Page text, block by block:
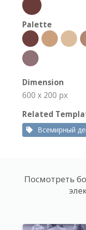
Palette
Dimension
600 x 200 px
Related
Всемирный
Посмотреть